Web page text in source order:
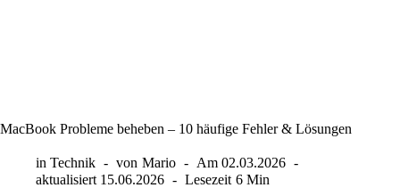
MacBook Probleme beheben – 10 häufige Fehler & Lösungen
in Technik von Mario Am 02.03.2026
aktualisiert 15.06.2026 Lesezeit 6 Min